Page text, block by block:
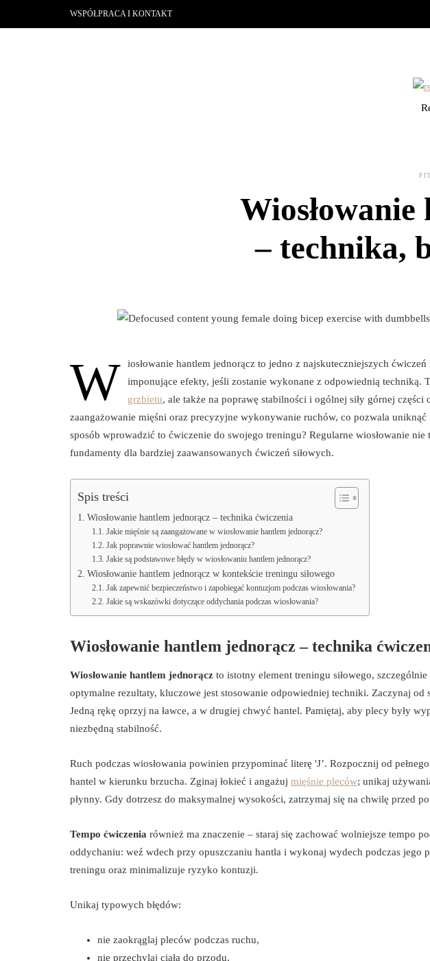
WSPÓŁPRACA I KONTAKT
– technika,
W
iosłowanie hantlem jednorącz to jedno z najskuteczniejszych
imponujące efekty, jeśli zostanie wykonane z odpowiednią techniką.
grzbietu, ale także na poprawę stabilności i ogólnej siły górnej części
zaangażowanie mięśni oraz precyzyjne wykonywanie ruchów, co pozwala
sposób wprowadzić to ćwiczenie do swojego treningu? Regularne wiosłowanie
fundamenty dla bardziej zaawansowanych ćwiczeń siłowych.
Spis treści
Wiosłowanie hantlem jednorącz – technika ćwiczenia
Jakie mięśnie są zaangażowane w wiosłowanie hantlem jednorącz?
Jak poprawnie wiosłować hantlem jednorącz?
Jakie są podstawowe błędy w wiosłowaniu hantlem jednorącz?
Wiosłowanie hantlem jednorącz w kontekście treningu siłowego
Jak zapewnić bezpieczeństwo i zapobiegać kontuzjom podczas wiosłowania?
Jakie są wskazówki dotyczące oddychania podczas wiosłowania?
Wiosłowanie hantlem jednorącz – technika
Wiosłowanie hantlem jednorącz to istotny element treningu siłowego,
optymalne rezultaty, kluczowe jest stosowanie odpowiedniej techniki. Zaczynaj
Jedną rękę oprzyj na ławce, a w drugiej chwyć hantel. Pamiętaj, aby plecy były
niezbędną stabilność.
Ruch podczas wiosłowania powinien przypominać literę 'J’. Rozpocznij od
hantel w kierunku brzucha. Zginaj łokieć i angażuj mięśnie pleców; unikaj
płynny. Gdy dotrzesz do maksymalnej wysokości, zatrzymaj się na chwilę przed
Tempo ćwiczenia również ma znaczenie – staraj się zachować wolniejsze tempo
oddychaniu: weź wdech przy opuszczaniu hantla i wykonaj wydech podczas jego
treningu oraz minimalizuje ryzyko kontuzji.
Unikaj typowych błędów:
nie zaokrąglaj pleców podczas ruchu,
nie przechylaj ciała do przodu,